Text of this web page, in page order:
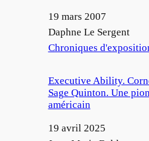
Date
19 mars 2007
Auteur
Daphne Le Sergent
Par rapport à
Chroniques
Executive Ability.
Sage Quinton. Une
américain
Date
19 avril 2025